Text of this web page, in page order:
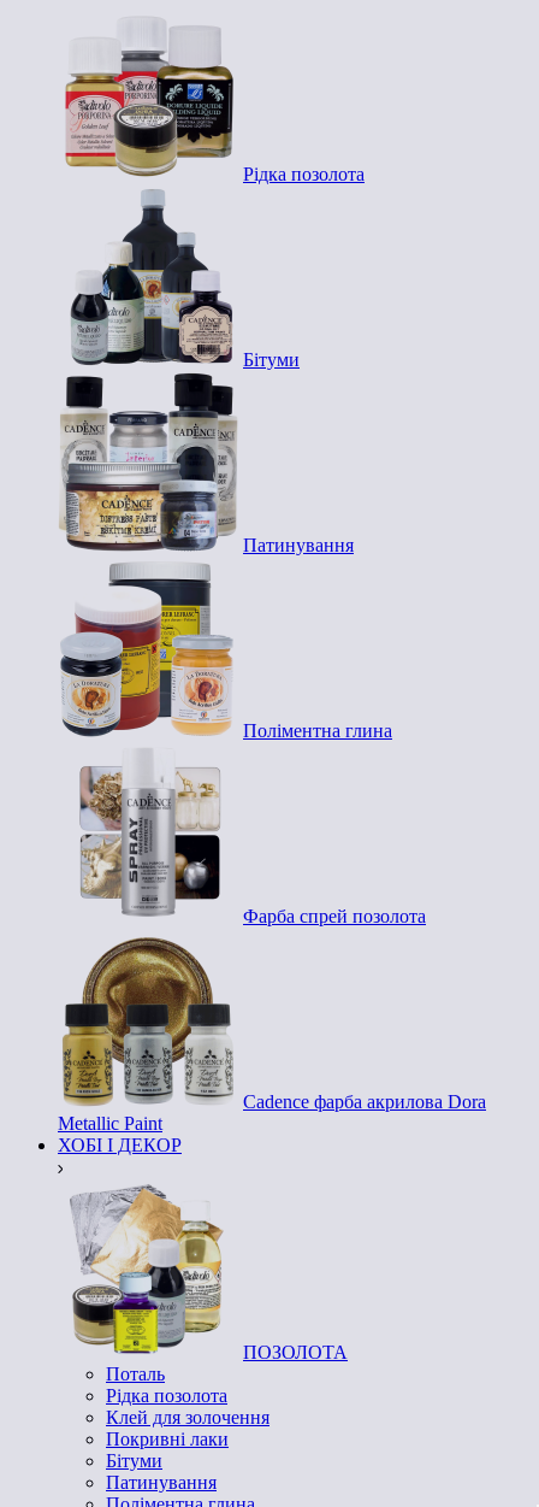
Рідка позолота
Бітуми
Патинування
Поліментна глина
Фарба спрей позолота
Cadence фарба акрилова Dora
Metallic Paint
ХОБІ І ДЕКОР
ПОЗОЛОТА
Поталь
Рідка позолота
Клей для золочення
Покривні лаки
Бітуми
Патинування